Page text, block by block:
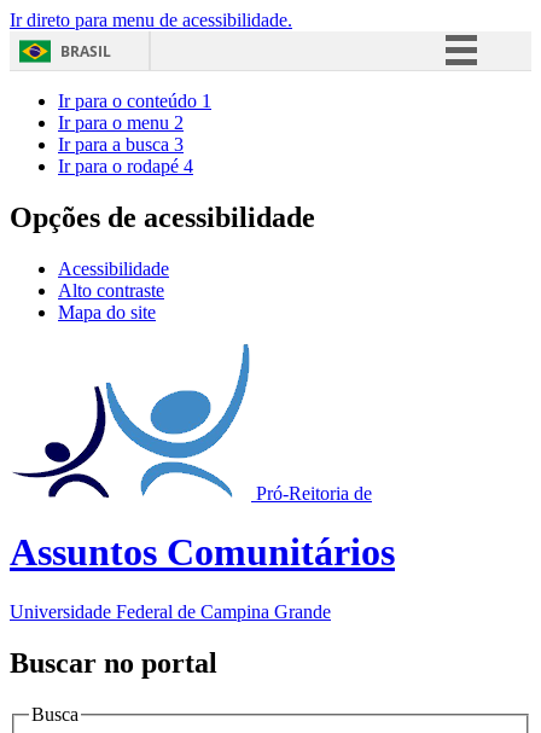
Ir direto para menu de acessibilidade.
BRASIL
Acesso à informação
Ir para o conteúdo 1
Ir para o menu 2
Ir para a busca 3
Ir para o rodapé 4
Opções de acessibilidade
Acessibilidade
Alto contraste
Mapa do site
Pró-Reitoria de
Assuntos Comunitários
Universidade Federal de Campina Grande
Buscar no portal
Busca